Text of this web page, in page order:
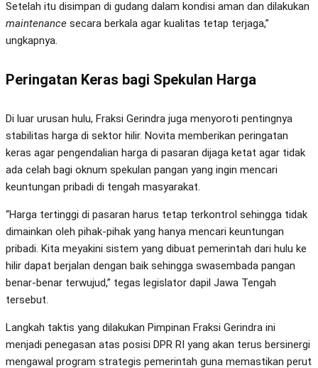
Setelah itu disimpan di gudang dalam kondisi aman dan dilakukan
maintenance secara berkala agar kualitas tetap terjaga,”
ungkapnya.
Peringatan Keras bagi Spekulan Harga
Di luar urusan hulu, Fraksi Gerindra juga menyoroti pentingnya
stabilitas harga di sektor hilir. Novita memberikan peringatan
keras agar pengendalian harga di pasaran dijaga ketat agar tidak
ada celah bagi oknum spekulan pangan yang ingin mencari
keuntungan pribadi di tengah masyarakat.
“Harga tertinggi di pasaran harus tetap terkontrol sehingga tidak
dimainkan oleh pihak-pihak yang hanya mencari keuntungan
pribadi. Kita meyakini sistem yang dibuat pemerintah dari hulu ke
hilir dapat berjalan dengan baik sehingga swasembada pangan
benar-benar terwujud,” tegas legislator dapil Jawa Tengah
tersebut.
Langkah taktis yang dilakukan Pimpinan Fraksi Gerindra ini
menjadi penegasan atas posisi DPR RI yang akan terus bersinergi
mengawal program strategis pemerintah guna memastikan perut